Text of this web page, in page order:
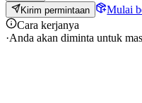
Kirim permintaan
Mulai
Cara kerjanya
·Anda akan diminta untuk